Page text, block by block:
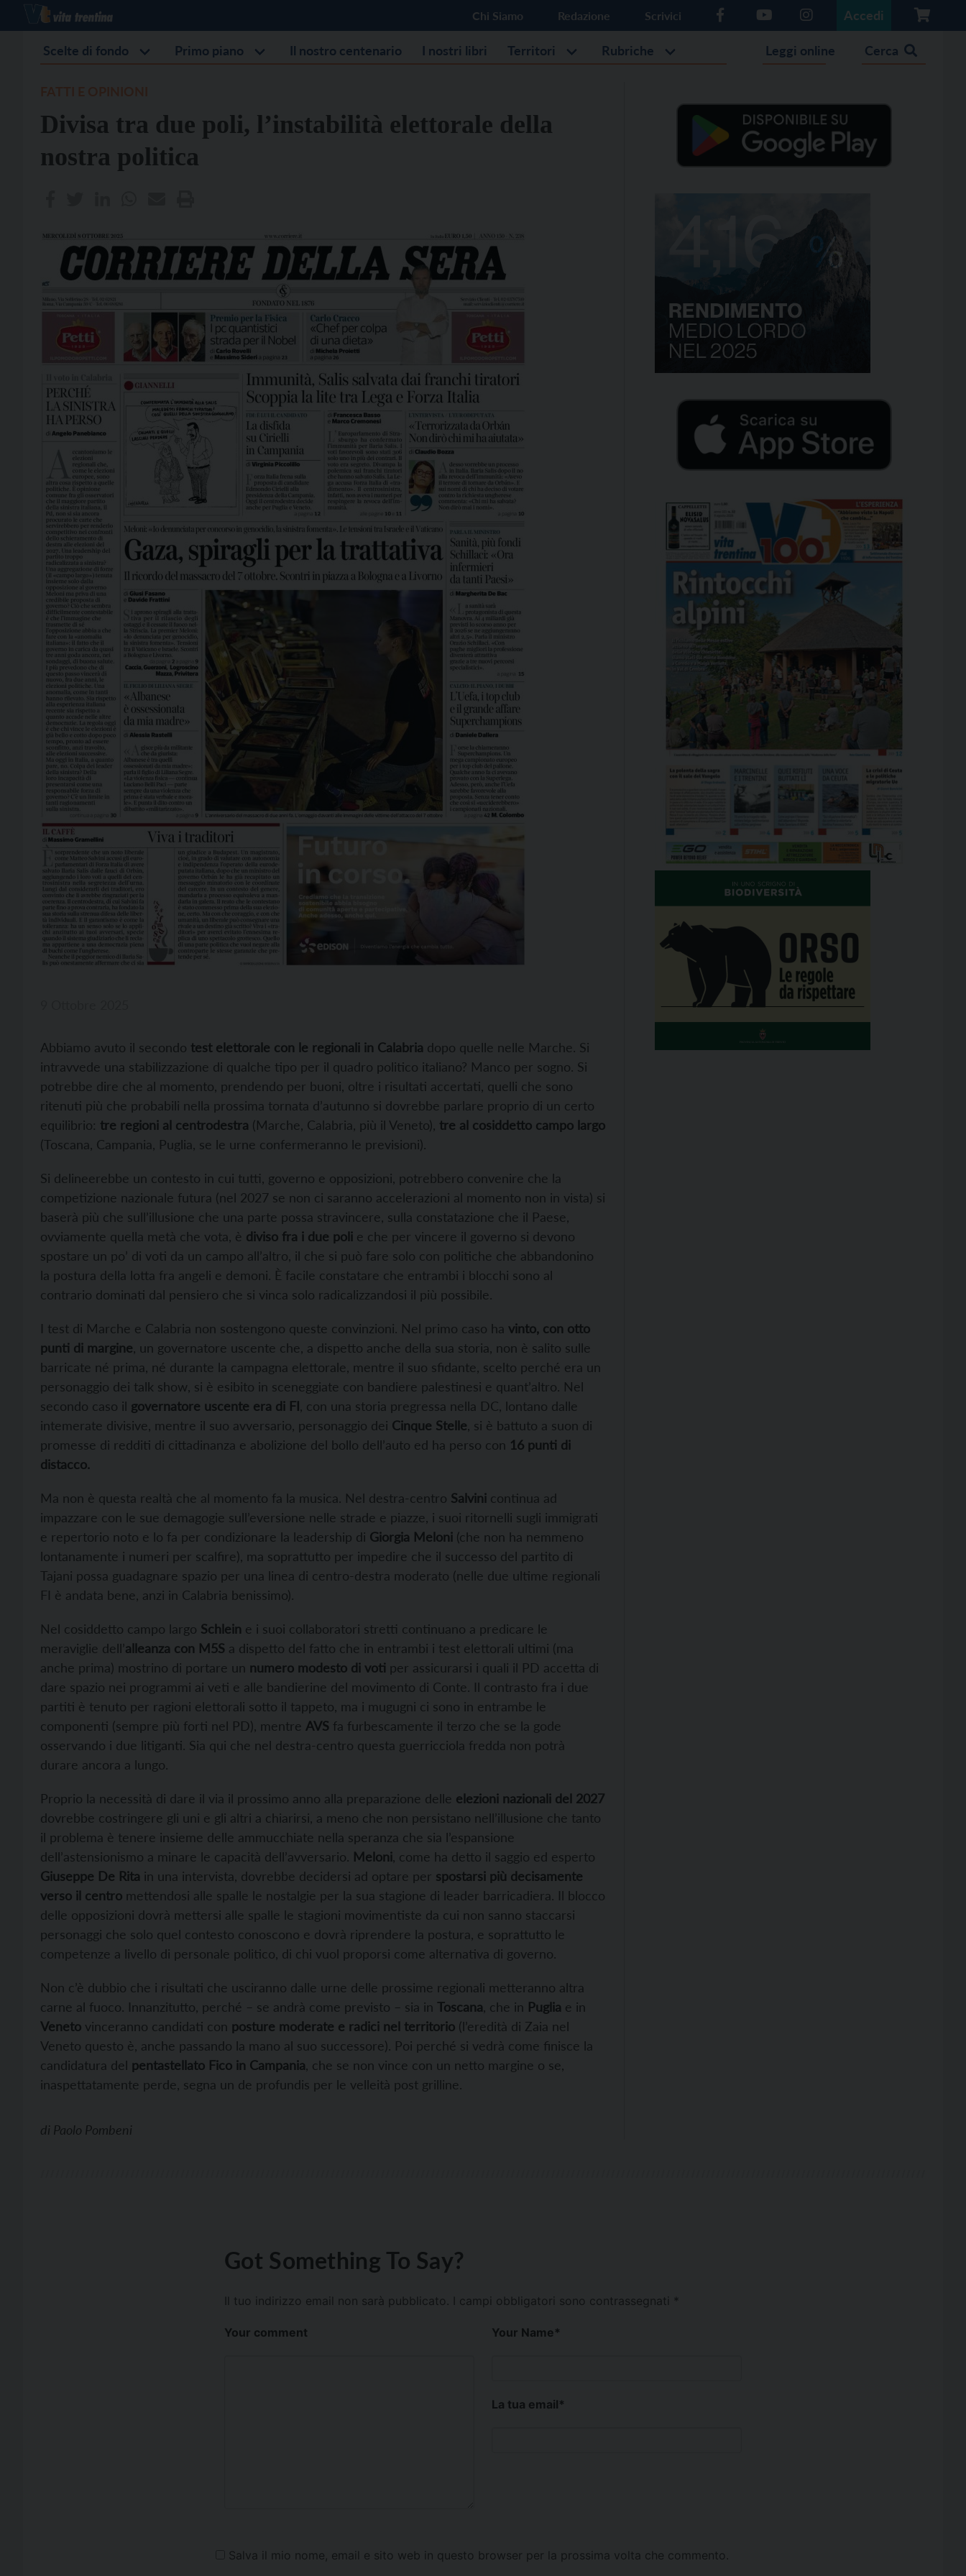
Chi Siamo Redazione Scrivici Accedi
Scelte di fondo Primo piano Il nostro centenario I nostri libri Territori Rubriche Leggi online Cerca
Divisa tra due poli, l’instabilità elettorale della
nostra politica
Abbiamo avuto il secondo test elettorale con le regionali in Calabria dopo quelle nelle Marche. Si
intravvede una stabilizzazione di qualche tipo per il quadro politico italiano? Manco per sogno. Si
potrebbe dire che al momento, prendendo per buoni, oltre i risultati accertati, quelli che sono
ritenuti più che probabili nella prossima tornata d’autunno si dovrebbe parlare proprio di un certo
equilibrio: tre regioni al centrodestra (Marche, Calabria, più il Veneto), tre al cosiddetto campo largo
(Toscana, Campania, Puglia, se le urne confermeranno le previsioni).
Si delineerebbe un contesto in cui tutti, governo e opposizioni, potrebbero convenire che la
competizione nazionale futura (nel 2027 se non ci saranno accelerazioni al momento non in vista) si
baserà più che sull’illusione che una parte possa stravincere, sulla constatazione che il Paese,
ovviamente quella metà che vota, è diviso fra i due poli e che per vincere il governo si devono
spostare un po’ di voti da un campo all’altro, il che si può fare solo con politiche che abbandonino
la postura della lotta fra angeli e demoni. È facile constatare che entrambi i blocchi sono al
contrario dominati dal pensiero che si vinca solo radicalizzandosi il più possibile.
I test di Marche e Calabria non sostengono queste convinzioni. Nel primo caso ha vinto, con otto
punti di margine , un governatore uscente che, a dispetto anche della sua storia, non è salito sulle
barricate né prima, né durante la campagna elettorale, mentre il suo sfidante, scelto perché era un
personaggio dei talk show, si è esibito in sceneggiate con bandiere palestinesi e quant’altro. Nel
secondo caso il governatore uscente era di FI , con una storia pregressa nella DC, lontano dalle
intemerate divisive, mentre il suo avversario, personaggio dei Cinque Stelle , si è battuto a suon di
promesse di redditi di cittadinanza e abolizione del bollo dell’auto ed ha perso con 16 punti di
distacco.
Ma non è questa realtà che al momento fa la musica. Nel destra-centro Salvini continua ad
impazzare con le sue demagogie sull’eversione nelle strade e piazze, i suoi ritornelli sugli immigrati
e repertorio noto e lo fa per condizionare la leadership di Giorgia Meloni (che non ha nemmeno
lontanamente i numeri per scalfire), ma soprattutto per impedire che il successo del partito di
Tajani possa guadagnare spazio per una linea di centro-destra moderato (nelle due ultime regionali
FI è andata bene, anzi in Calabria benissimo).
Nel cosiddetto campo largo Schlein e i suoi collaboratori stretti continuano a predicare le
meraviglie dell’alleanza con M5S a dispetto del fatto che in entrambi i test elettorali ultimi (ma
anche prima) mostrino di portare un numero modesto di voti per assicurarsi i quali il PD accetta di
dare spazio nei programmi ai veti e alle bandierine del movimento di Conte. Il contrasto fra i due
partiti è tenuto per ragioni elettorali sotto il tappeto, ma i mugugni ci sono in entrambe le
componenti (sempre più forti nel PD), mentre AVS fa furbescamente il terzo che se la gode
osservando i due litiganti. Sia qui che nel destra-centro questa guerricciola fredda non potrà
durare ancora a lungo.
Proprio la necessità di dare il via il prossimo anno alla preparazione delle elezioni nazionali del 2027
dovrebbe costringere gli uni e gli altri a chiarirsi, a meno che non persistano nell’illusione che tanto
il problema è tenere insieme delle ammucchiate nella speranza che sia l’espansione
dell’astensionismo a minare le capacità dell’avversario. Meloni , come ha detto il saggio ed esperto
Giuseppe De Rita in una intervista, dovrebbe decidersi ad optare per spostarsi più decisamente
verso il centro mettendosi alle spalle le nostalgie per la sua stagione di leader barricadiera. Il blocco
delle opposizioni dovrà mettersi alle spalle le stagioni movimentiste da cui non sanno staccarsi
personaggi che solo quel contesto conoscono e dovrà riprendere la postura, e soprattutto le
competenze a livello di personale politico, di chi vuol proporsi come alternativa di governo.
Non c’è dubbio che i risultati che usciranno dalle urne delle prossime regionali metteranno altra
carne al fuoco. Innanzitutto, perché – se andrà come previsto – sia in Toscana , che in Puglia e in
Veneto vinceranno candidati con posture moderate e radici nel territorio (l’eredità di Zaia nel
Veneto questo è, anche passando la mano al suo successore). Poi perché si vedrà come finisce la
candidatura del pentastellato Fico in Campania , che se non vince con un netto margine o se,
inaspettatamente perde, segna un de profundis per le velleità post grilline.
di Paolo Pombeni
Got Something To Say?
Il tuo indirizzo email non sarà pubblicato. I campi obbligatori sono contrassegnati *
Your comment Your Name*
La tua email*
Salva il mio nome, email e sito web in questo browser per la prossima volta che commento.